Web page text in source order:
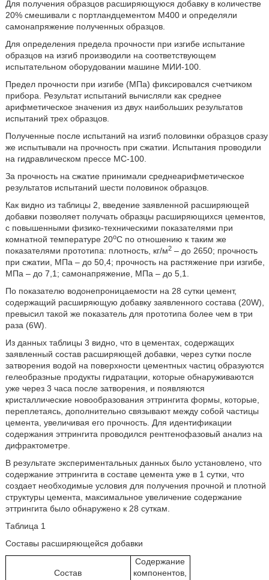
Для получения образцов расширяющуюся добавку в количестве
20% смешивали с портландцементом М400 и определяли
самонапряжение полученных образцов.
Для определения предела прочности при изгибе испытание
образцов на изгиб производили на соответствующем
испытательном оборудовании машине МИИ-100.
Предел прочности при изгибе (МПа) фиксировался счетчиком
прибора. Результат испытаний вычисляли как среднее
арифметическое значения из двух наибольших результатов
испытаний трех образцов.
Полученные после испытаний на изгиб половинки образцов сразу
же испытывали на прочность при сжатии. Испытания проводили
на гидравлическом прессе МС-100.
За прочность на сжатие принимали среднеарифметическое
результатов испытаний шести половинок образцов.
Как видно из таблицы 2, введение заявленной расширяющей
добавки позволяет получать образцы расширяющихся цементов,
с повышенными физико-техническими показателями при
комнатной температуре 20оС по отношению к таким же
показателями прототипа: плотность, кг/м2– до 2650; прочность
при сжатии, МПа – до 50,4; прочность на растяжение при изгибе,
МПа – до 7,1; самонапряжение, МПа – до 5,1.
По показателю водонепроницаемости на 28 сутки цемент,
содержащий расширяющую добавку заявленного состава (20W),
превысил такой же показатель для прототипа более чем в три
раза (6W).
Из данных таблицы 3 видно, что в цементах, содержащих
заявленный состав расширяющей добавки, через сутки после
затворения водой на поверхности цементных частиц образуются
гелеобразные продукты гидратации, которые обнаруживаются
уже через 3 часа после затворения, и появляются
кристаллические новообразования эттрингита формы, которые,
переплетаясь, дополнительно связывают между собой частицы
цемента, увеличивая его прочность. Для идентификации
содержания эттрингита проводился рентгенофазовый анализ на
дифрактометре.
В результате экспериментальных данных было установлено, что
содержание эттрингита в составе цемента уже в 1 сутки, что
создает необходимые условия для получения прочной и плотной
структуры цемента, максимальное увеличение содержание
эттрингита было обнаружено к 28 суткам.
Таблица 1
Составы расширяющейся добавки
Состав
Содержание
компонентов,